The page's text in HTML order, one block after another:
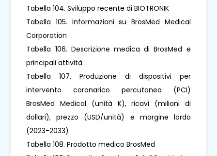
Tabella 104. Sviluppo recente di BIOTRONIK
Tabella 105. Informazioni su BrosMed Medical
Corporation
Tabella 106. Descrizione medica di BrosMed e
principali attività
Tabella 107. Produzione di dispositivi per
intervento coronarico percutaneo (PCI)
BrosMed Medical (unità K), ricavi (milioni di
dollari), prezzo (USD/unità) e margine lordo
(2023-2033)
Tabella 108. Prodotto medico BrosMed